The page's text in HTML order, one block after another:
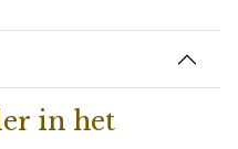
in het